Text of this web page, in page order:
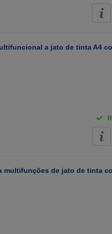
a jato de tinta A4
multifunções de jato de tinta